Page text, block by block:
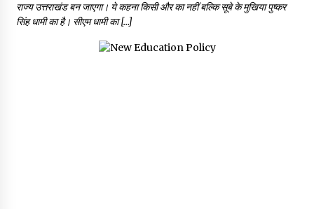
राज्य उत्तराखंड बन जाएगा। ये कहना किसी और का नहीं बल्कि सूबे के मुखिया पुष्कर
सिंह धामी का है। सीएम धामी का […]